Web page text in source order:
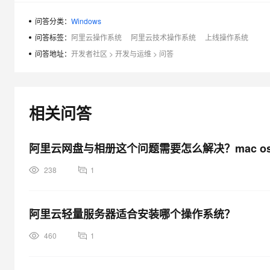
问答分类： Windows
问答标签： 阿里云操作系统 阿里云技术操作系统
上线操作系统
问答地址： 开发者社区 > 开发与运维 > 问答
相关问答
阿里云网盘与相册这个问题需要怎么解决？mac
238 1
阿里云轻量服务器适合安装哪个操作系统？
460 1